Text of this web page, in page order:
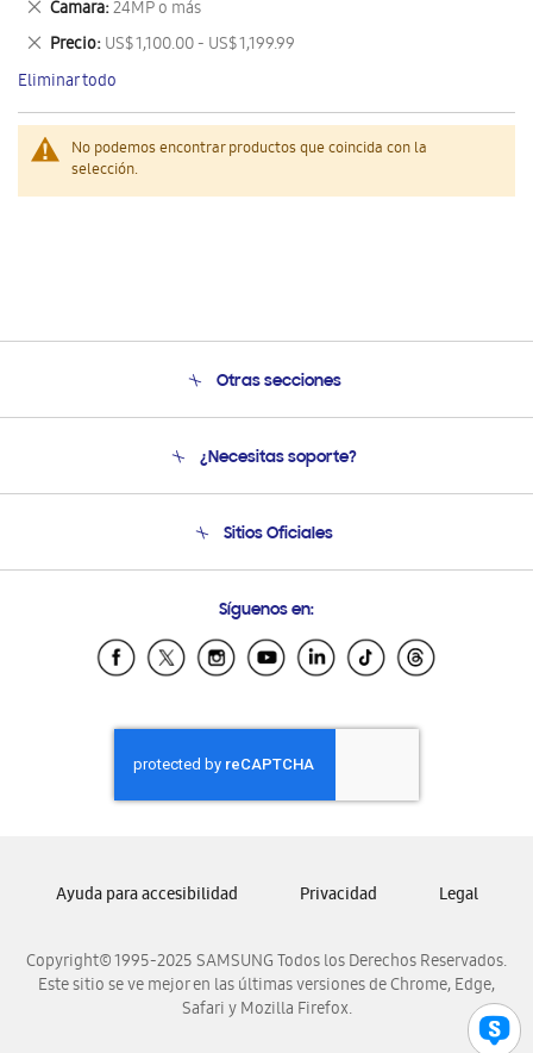
No podemos encontrar productos que coincida con la
selección.
artículo
Camara 24MP o más
Eliminar
este
artículo
Precio US$ 1,100.00 - US$ 1,199.99
Eliminar
este
artículo
Eliminar todo
Otras secciones
Soporte
Condiciones de Compra
¿Necesitas soporte?
Soporte vía eMail
Sitios Oficiales
Samsung Ecuador
Samsung El Salvador
Samsung Honduras
Samsung Nicaragua
Samsung Panamá
Samsung Venezuela
Síguenos en:
Copyright© 1995-2025 SAMSUNG Todos los Derechos Reservados.
Este sitio se ve mejor en las últimas versiones de Chrome, Edge,
Safari y Mozilla Firefox.
Ayuda para accesibilidad Privacidad Legal